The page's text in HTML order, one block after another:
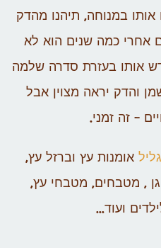
אותו במנוחה, תיהנו מהדק
אחרי כמה שנים הוא לא
אותו בעזרת סדרה שלמה
והדק יראה מצוין אבל
– זה זמני.
אומנות עץ וברזל עץ,
, מטבחים, מטבחי עץ,
ועוד…